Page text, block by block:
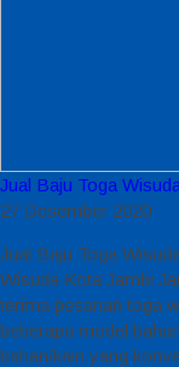
Jual Baju Toga
27 Desember 2020
Jual Baju Toga
Wisuda Kota Jambi
terima pesanan toga
beberapa model
bahan/kain yang